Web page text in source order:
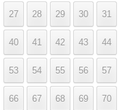
27 28 29 30 31
40 41 42 43 44
53 54 55 56 57
66 67 68 69 70